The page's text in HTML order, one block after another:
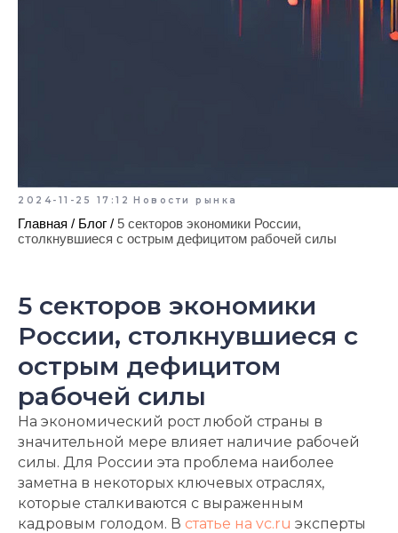
2024-11-25 17:12 Новости рынка
Главная / Блог / 5 секторов экономики России,
столкнувшиеся с острым дефицитом рабочей силы
5 секторов экономики
России, столкнувшиеся с
острым дефицитом
рабочей силы
На экономический рост любой страны в
значительной мере влияет наличие рабочей
силы. Для России эта проблема наиболее
заметна в некоторых ключевых отраслях,
которые сталкиваются с выраженным
кадровым голодом. В статье на vc.ru эксперты